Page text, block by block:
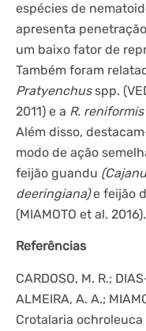
espécies de
apresenta
um baixo fator de
Também foram
Pratyenchusspp.
2011) e a R. reniformis
Além disso,
modo de ação
feijão guandu
deeringiana)e feijão
(MIAMOTO et al. 2016).
Referências
CARDOSO, M. R.;
ALMEIRA, A. A.;
Crotalaria